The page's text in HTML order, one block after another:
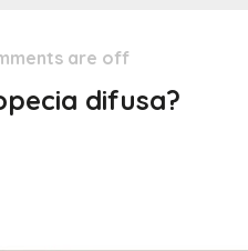
are off
difusa?